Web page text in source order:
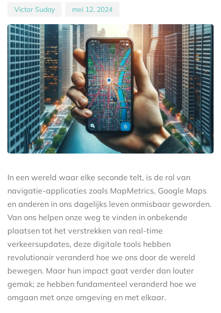
Victor Suday mei 12, 2024
In een wereld waar elke seconde telt, is de rol van
navigatie-applicaties zoals MapMetrics, Google Maps
en anderen in ons dagelijks leven onmisbaar geworden.
Van ons helpen onze weg te vinden in onbekende
plaatsen tot het verstrekken van real-time
verkeersupdates, deze digitale tools hebben
revolutionair veranderd hoe we ons door de wereld
bewegen. Maar hun impact gaat verder dan louter
gemak; ze hebben fundamenteel veranderd hoe we
omgaan met onze omgeving en met elkaar.